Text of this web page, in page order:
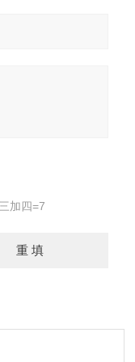
加四=7